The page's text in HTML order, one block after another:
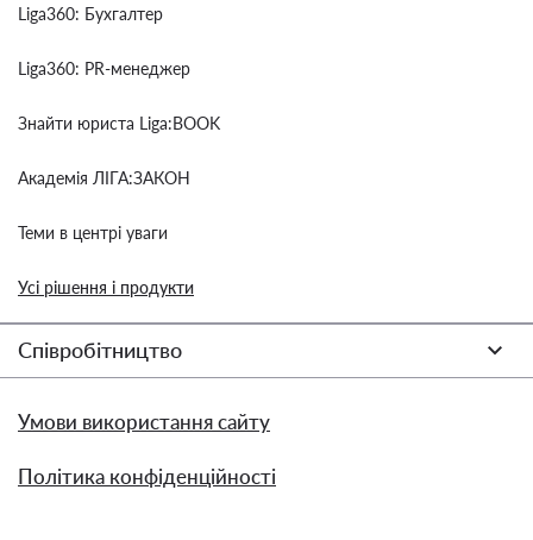
Liga360: Бухгалтер
Liga360: PR-менеджер
Знайти юриста Liga:BOOK
Академія ЛІГА:ЗАКОН
Теми в центрі уваги
Усі рішення і продукти
Співробітництво
Умови використання сайту
Політика конфіденційності